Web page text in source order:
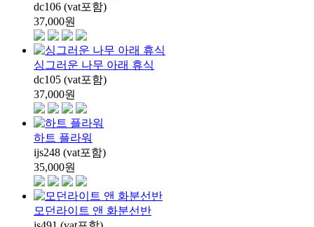
dc106 (vat포함)
37,000원
싱그러운 나무 아래 휴식
dc105 (vat포함)
37,000원
하트 플라워
ijs248 (vat포함)
35,000원
모던라이트 앤 화분선반